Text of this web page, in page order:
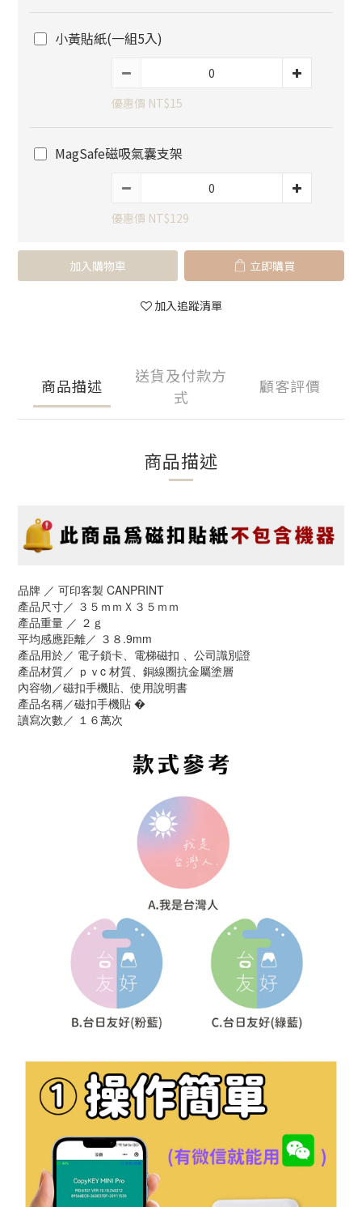
小黃貼紙(一組5入)
優惠價 NT$15
MagSafe磁吸氣囊支架
優惠價 NT$129
加入購物車 立即購買
加入追蹤清單
商品描述
送貨及付款方
式
顧客評價
商品描述
品牌 ／ 可印客製 CANPRINT
產品尺寸／ ３５ｍｍＸ３５ｍｍ
產品重量 ／ ２ｇ
平均感應距離／ ３８.9mm
產品用於／ 電子鎖卡、電梯磁扣 、公司識別證
產品材質／ ｐｖc 材質、銅線圈抗金屬塗層
內容物／磁扣手機貼、使用說明書
產品名稱／磁扣手機貼 �
讀寫次數／ １６萬次